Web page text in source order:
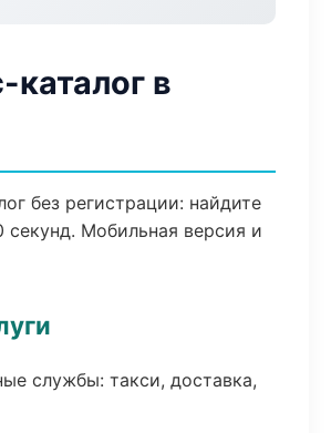
каталог в
без регистрации: найдите
секунд. Мобильная версия и
службы: такси, доставка,